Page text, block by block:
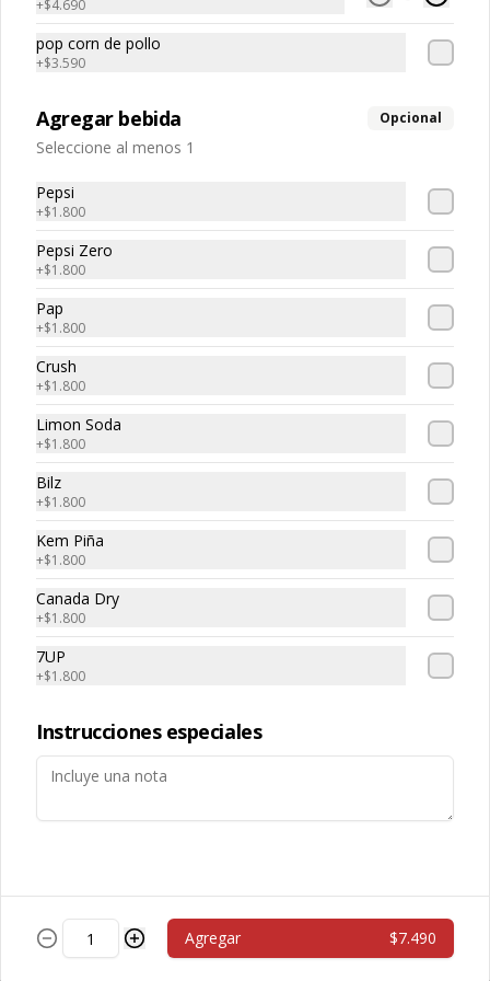
3 Burger a elección + bebida de 1.5 L
Holy Burger, Doble Mac, Bacon Burger,
Tres Clasic Burger a elección
Salsas
Salsa Aceituna
$600
+$4.690
pop corn de pollo
+$3.590
Agregar bebida Opcional
Seleccione al menos 1
Pepsi
+$1.800
Pepsi Zero
+$1.800
Pap
+$1.800
Crush
+$1.800
Limon Soda
+$1.800
Bilz
+$1.800
Kem Piña
+$1.800
Canada Dry
+$1.800
7UP
+$1.800
Instrucciones especiales
Agregar $7.490